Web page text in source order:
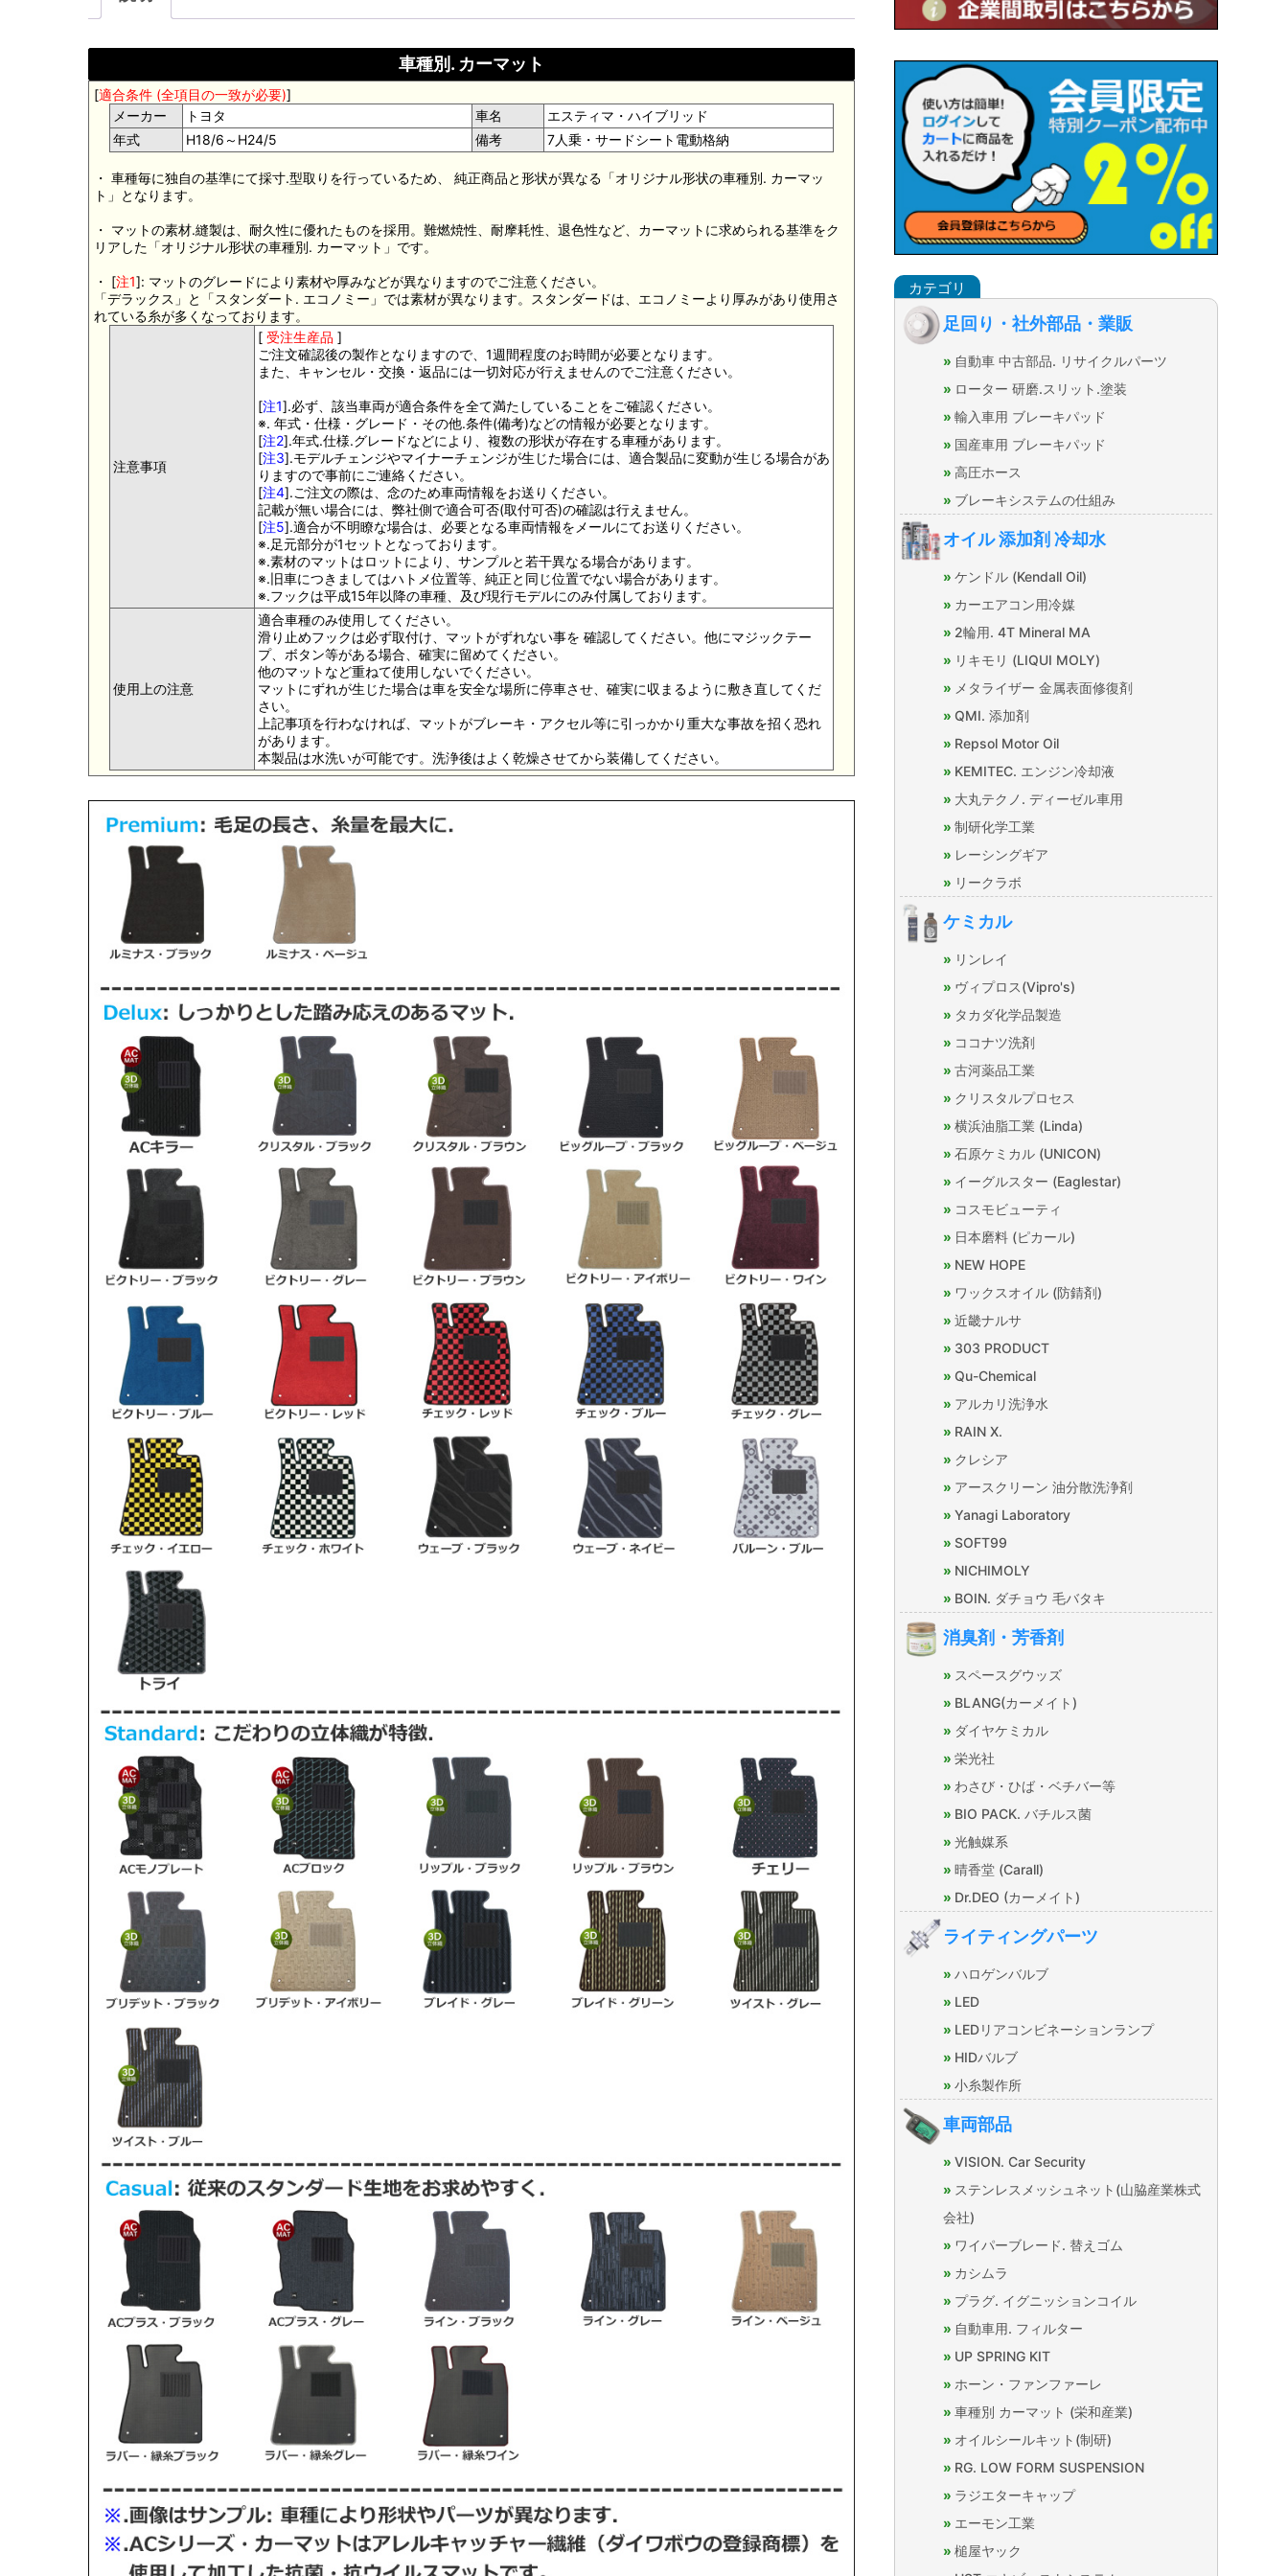
車種別. カーマット
[適合条件 (全項目の一致が必要)]
メーカー
トヨタ 車名
エスティマ・ハイブリッド
年式
H18/6～H24/5 備考 7人乗・サードシート電動格納
・ 車種毎に独自の基準にて採寸.型取りを行っているため、 純正商品と形状が異なる「オリジナル形状の車種別. カーマッ
ト」となります。
・ マットの素材.縫製は、耐久性に優れたものを採用。難燃焼性、耐摩耗性、退色性など、カーマットに求められる基準をク
リアした「オリジナル形状の車種別. カーマット」です。
・ [注1]: マットのグレードにより素材や厚みなどが異なりますのでご注意ください。
「デラックス」と「スタンダート. エコノミー」では素材が異なります。スタンダードは、エコノミーより厚みがあり使用さ
れている糸が多くなっております。
注意事項
[ 受注生産品 ]
ご注文確認後の製作となりますので、1週間程度のお時間が必要となります。
また、キャンセル・交換・返品には一切対応が行えませんのでご注意ください。
[注1].必ず、該当車両が適合条件を全て満たしていることをご確認ください。
※. 年式・仕様・グレード・その他.条件(備考)などの情報が必要となります。
[注2].年式.仕様.グレードなどにより、複数の形状が存在する車種があります。
[注3].モデルチェンジやマイナーチェンジが生じた場合には、適合製品に変動が生じる場合があ
りますので事前にご連絡ください。
[注4].ご注文の際は、念のため車両情報をお送りください。
記載が無い場合には、弊社側で適合可否(取付可否)の確認は行えません。
[注5].適合が不明瞭な場合は、必要となる車両情報をメールにてお送りください。
※.足元部分が1セットとなっております。
※.素材のマットはロットにより、サンプルと若干異なる場合があります。
※.旧車につきましてはハトメ位置等、純正と同じ位置でない場合があります。
※.フックは平成15年以降の車種、及び現行モデルにのみ付属しております。
使用上の注意
適合車種のみ使用してください。
滑り止めフックは必ず取付け、マットがずれない事を 確認してください。他にマジックテー
プ、ボタン等がある場合、確実に留めてください。
他のマットなど重ねて使用しないでください。
マットにずれが生じた場合は車を安全な場所に停車させ、確実に収まるように敷き直してくだ
さい。
上記事項を行わなければ、マットがブレーキ・アクセル等に引っかかり重大な事故を招く恐れ
があります。
本製品は水洗いが可能です。洗浄後はよく乾燥させてから装備してください。
足回り・社外部品・業販
自動車 中古部品. リサイクルパーツ
ローター 研磨.スリット.塗装
輸入車用 ブレーキパッド
国産車用 ブレーキパッド
高圧ホース
ブレーキシステムの仕組み
オイル 添加剤 冷却水
ケンドル (Kendall Oil)
カーエアコン用冷媒
2輪用. 4T Mineral MA
リキモリ (LIQUI MOLY)
メタライザー 金属表面修復剤
QMI. 添加剤
Repsol Motor Oil
KEMITEC. エンジン冷却液
大丸テクノ. ディーゼル車用
制研化学工業
レーシングギア
リークラボ
ケミカル
リンレイ
ヴィプロス(Vipro's)
タカダ化学品製造
ココナツ洗剤
古河薬品工業
クリスタルプロセス
横浜油脂工業 (Linda)
石原ケミカル (UNICON)
イーグルスター (Eaglestar)
コスモビューティ
日本磨料 (ピカール)
NEW HOPE
ワックスオイル (防錆剤)
近畿ナルサ
303 PRODUCT
Qu-Chemical
アルカリ洗浄水
RAIN X.
クレシア
アースクリーン 油分散洗浄剤
Yanagi Laboratory
SOFT99
NICHIMOLY
BOIN. ダチョウ 毛バタキ
消臭剤・芳香剤
スペースグウッズ
BLANG(カーメイト)
ダイヤケミカル
栄光社
わさび・ひば・ベチバー等
BIO PACK. バチルス菌
光触媒系
晴香堂 (Carall)
Dr.DEO (カーメイト)
ライティングパーツ
ハロゲンバルブ
LED
LEDリアコンビネーションランプ
HIDバルブ
小糸製作所
車両部品
VISION. Car Security
ステンレスメッシュネット(山脇産業株式
会社)
ワイパーブレード. 替えゴム
カシムラ
プラグ. イグニッションコイル
自動車用. フィルター
UP SPRING KIT
ホーン・ファンファーレ
車種別 カーマット (栄和産業)
オイルシールキット(制研)
RG. LOW FORM SUSPENSION
ラジエターキャップ
エーモン工業
槌屋ヤック